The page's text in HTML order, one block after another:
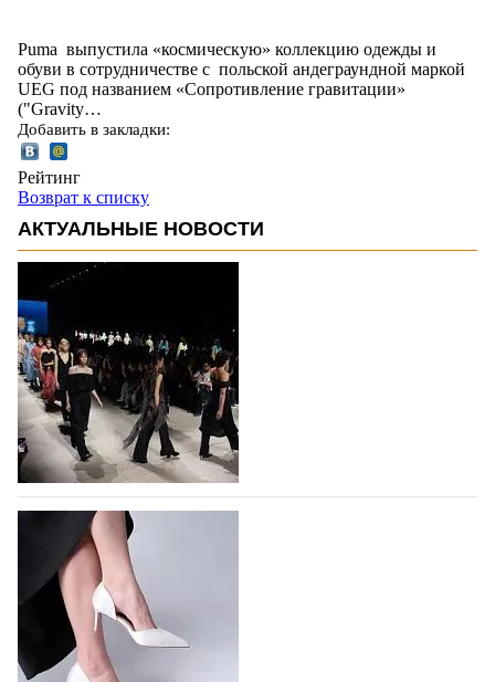
Puma выпустила «космическую» коллекцию одежды и
обуви в сотрудничестве с польской андеграундной маркой
UEG под названием «Сопротивление гравитации»
("Gravity…
Добавить в закладки:
Рейтинг
Возврат к списку
АКТУАЛЬНЫЕ НОВОСТИ
На участие в Московской неделе моды
подано 1047 заявок
На участие в седьмой Московской неделе моды,
которая пройдет в российской столице с 26 сентября
по 1 октября, уже подано 1047 заявок. Примерно